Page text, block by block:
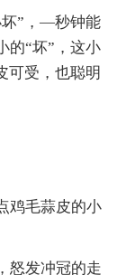
”，—秒钟能
的“坏”，这小
可受，也聪明
毛蒜皮的小
发冲冠的走